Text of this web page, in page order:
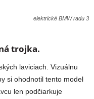
elektrické BMW radu 3
trojka.
laviciach. Vizuálnu
si ohodnotil tento model
len podčiarkuje